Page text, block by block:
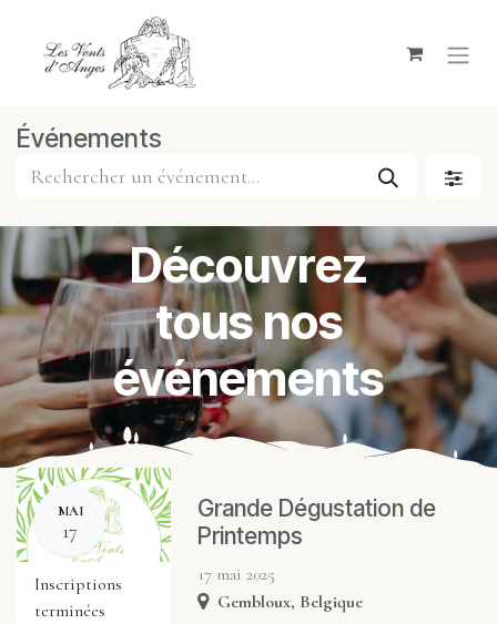
Se rendre au contenu
Événements
Découvrez
tous nos
événements
MAI
17
Inscriptions
terminées
Grande Dégustation de
Printemps
17 mai 2025
Gembloux, Belgique